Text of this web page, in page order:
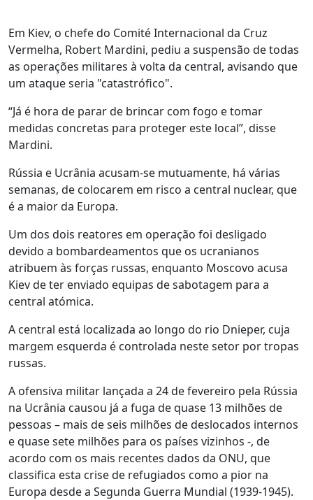
Em Kiev, o chefe do Comité Internacional da Cruz
Vermelha, Robert Mardini, pediu a suspensão de todas
as operações militares à volta da central, avisando que
um ataque seria "catastrófico".
“Já é hora de parar de brincar com fogo e tomar
medidas concretas para proteger este local”, disse
Mardini.
Rússia e Ucrânia acusam-se mutuamente, há várias
semanas, de colocarem em risco a central nuclear, que
é a maior da Europa.
Um dos dois reatores em operação foi desligado
devido a bombardeamentos que os ucranianos
atribuem às forças russas, enquanto Moscovo acusa
Kiev de ter enviado equipas de sabotagem para a
central atómica.
A central está localizada ao longo do rio Dnieper, cuja
margem esquerda é controlada neste setor por tropas
russas.
A ofensiva militar lançada a 24 de fevereiro pela Rússia
na Ucrânia causou já a fuga de quase 13 milhões de
pessoas – mais de seis milhões de deslocados internos
e quase sete milhões para os países vizinhos -, de
acordo com os mais recentes dados da ONU, que
classifica esta crise de refugiados como a pior na
Europa desde a Segunda Guerra Mundial (1939-1945).